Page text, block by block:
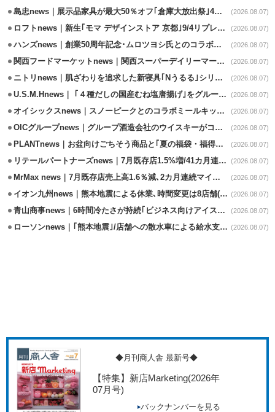
島忠news｜展示品家具が最大50％オフ｢倉庫大放出祭｣4店舗限定で開催 (2026.08.07)
ロフトnews｜新生｢モマ デザインストア 京都｣9/4リプレイスオープン (2026.08.07)
ハンズnews｜創業50周年記念･ムロツヨシ氏とのコラボ企画｢ムロハンズ｣開催 (2026.08.07)
関西フードマーケットnews｜関西スーパーデイリーマート蒲生店8/7改装 (2026.08.07)
ニトリnews｜肌ざわりを追求した新寝具｢Nうるる｣シリーズを発売 (2026.08.07)
U.S.M.Hnews｜ ｢４種だしの国産むね塩唐揚げ｣をグループ610店で共同販促 (2026.08.07)
オイシックスnews｜スノーピークとのコラボミールキット8/13発売 (2026.08.07)
OICグループnews｜グループ酒造会社のウイスキーがコンペティション受賞 (2026.08.07)
PLANTnews｜お盆向けごちそう商品と｢夏の福袋・福得カート｣8/8から開催 (2026.08.07)
リテールパートナーズnews｜7月既存店1.5%増/41カ月連続増 (2026.08.07)
MrMax news｜7月既存店売上高1.6％減､2カ月連続マイナス (2026.08.07)
イオン九州news｜熊本地震による休業､時間変更は8店舗(8/7時点) (2026.08.07)
青山商事news｜6時間冷たさが持続｢ビジネス向けアイスベスト｣発売 (2026.08.07)
ローソンnews｜｢熊本地震｣/店舗への散水車による給水支援を開始 (2026.08.07)
◆月刊商人舎 最新号◆
【特集】新店Marketing(2026年
07月号)
バックナンバーを見る